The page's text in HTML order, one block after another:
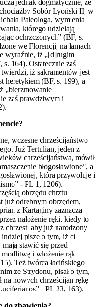
jednak dogmatycznie, że
Sobór Lyoński II, w
Paleologa, wymienia
którego udzielają
ochrzczonych” (BF, s.
we Florencji, na łamach
wyraźnie, iż „[d]rugim
s. 164). Ostatecznie zaś
iż sakramentów jest
heretykiem (BF, s. 199), a
„bierzmowanie
zaś prawdziwym i
wczesne chrześcijaństwo
Już Tertulian, jeden z
chrześcijaństwa, mówił
błogosławione”, a
która przywołuje i
- PL 1, 1206).
obrzędu chrztu
już odrębnym obrzędem,
z Kartaginy zaznacza
nałożenie ręki, kiedy to
chrzest, aby już narodzony
pisze o tym, iż ci
stawić się przed
i włożenie rąk
Też twórca łacińskiego
ze Strydonu, pisał o tym,
na nowych chrześcijan rękę
- PL 23, 163).
do zbawienia?